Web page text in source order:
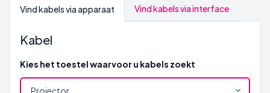
Vind kabels via apparaat Vind kabels via interface
Kabel
Kies het toestel waarvoor u kabels zoekt